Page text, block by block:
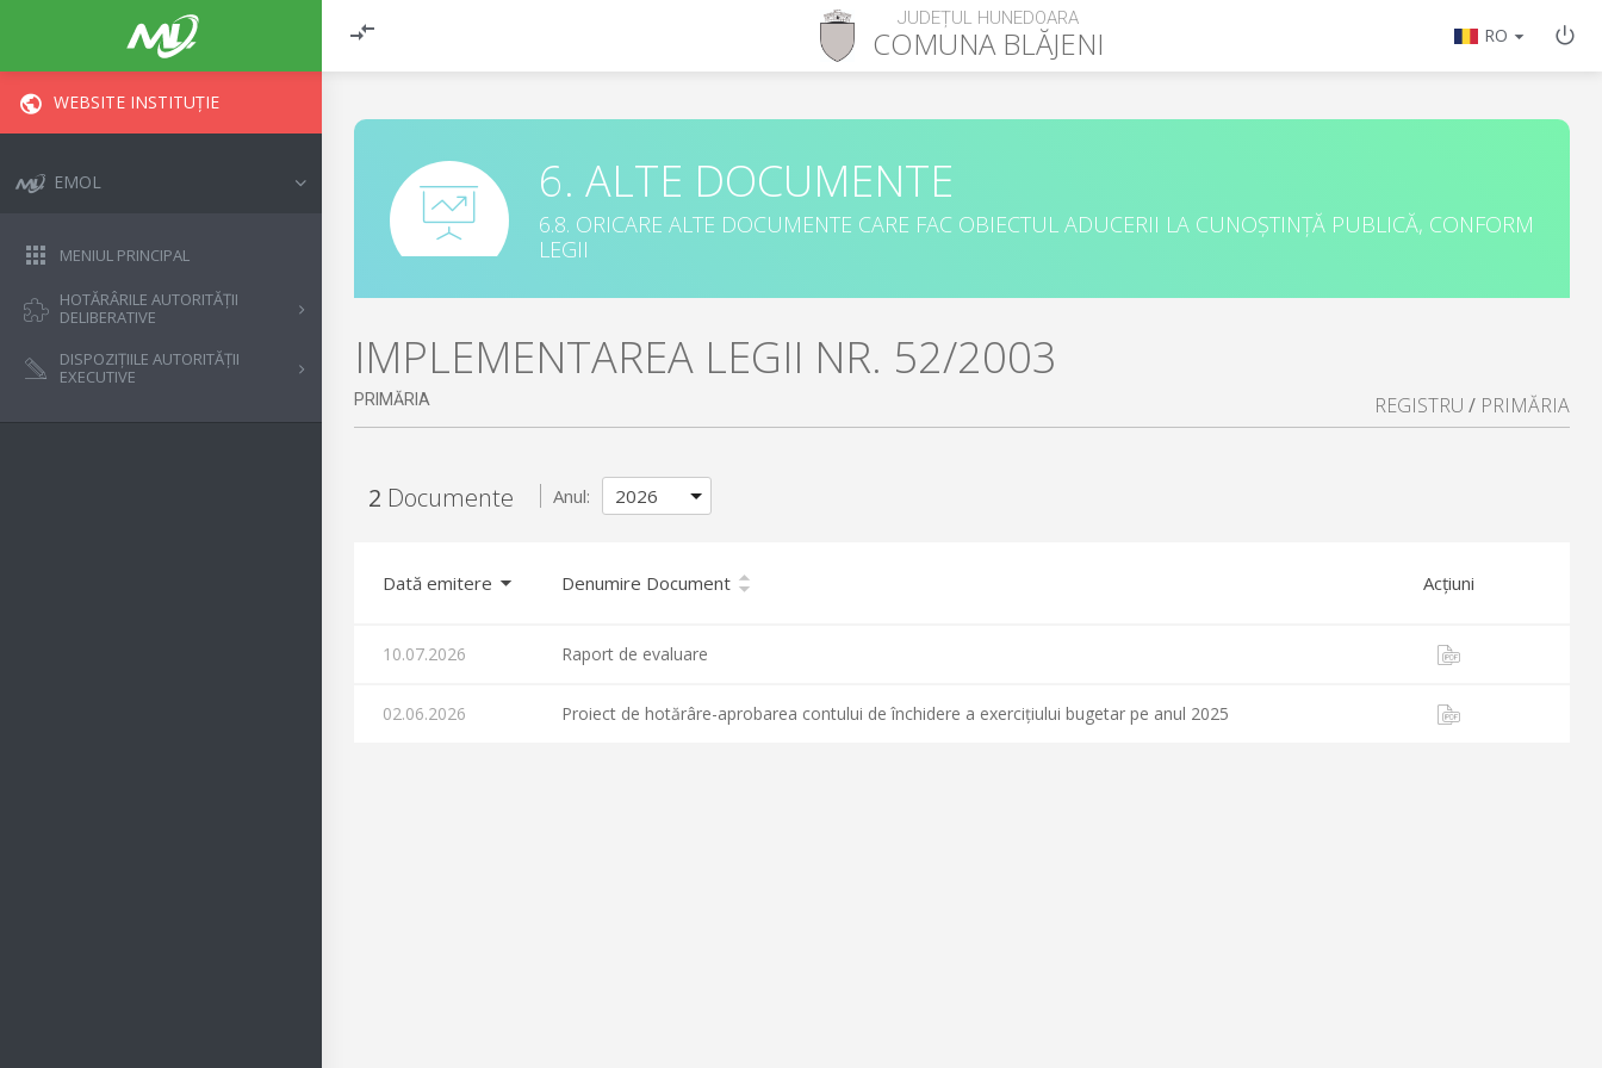
JUDEȚUL HUNEDOARA
COMUNA BLĂJENI RO
WEBSITE INSTITUȚIE
EMOL
MENIUL PRINCIPAL
HOTĂRÂRILE AUTORITĂȚII
DELIBERATIVE
DISPOZIȚIILE AUTORITĂȚII
EXECUTIVE
6. ALTE DOCUMENTE
6.8. ORICARE ALTE DOCUMENTE CARE FAC OBIECTUL ADUCERII LA CUNOȘTINȚĂ PUBLICĂ, CONFORM
LEGII
IMPLEMENTAREA LEGII NR. 52/2003
PRIMĂRIA REGISTRU / PRIMĂRIA
2 Documente Anul:
Dată emitere Denumire Document Acțiuni
10.07.2026 Raport de evaluare
02.06.2026 Proiect de hotărâre-aprobarea contului de închidere a exercițiului bugetar pe anul 2025